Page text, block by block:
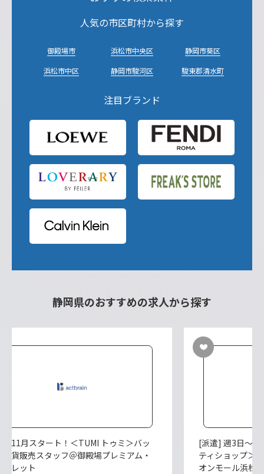
人気の市区町村から探す
御殿場市 浜松市中央区
静岡市葵区
浜松市中区
静岡市駿河区 駿東郡清水町
注目ブランド
静岡県のおすすめの求人から探す
] 11月スタート！＜TUMI トゥミ＞バッ
雑貨販売スタッフ＠御殿場プレミアム・
トレット
[派遣] 週3日～
ティショップ＞
オンモール浜松